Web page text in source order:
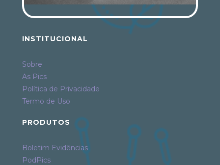
INSTITUCIONAL
Sobre
As Pics
Política de Privacidade
Termo de Uso
PRODUTOS
Boletim Evidências
PodPics